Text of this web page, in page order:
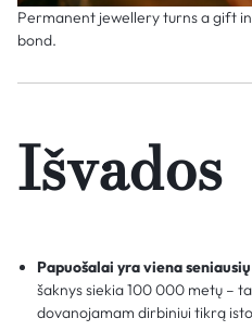
Permanent jewellery turns a gift
bond.
Išvados
Papuošalai yra viena
šaknys siekia 100 000 metų –
dovanojamam dirbiniui tikrą